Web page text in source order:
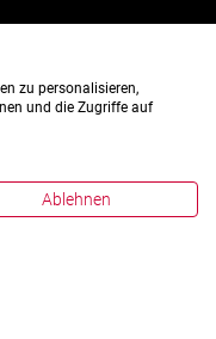
zu personalisieren,
und die Zugriffe auf
Ablehnen